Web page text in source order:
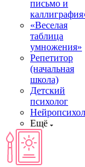
письмо и
«Веселая
таблица
умножения»
Репетитор
(начальная
школа)
Детский
психолог
Ещё